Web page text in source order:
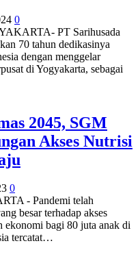
0
PT Sarihusada
70 tahun dedikasinya
dengan menggelar
di Yogyakarta, sebagai
2045, SGM
Akses Nutrisi
0
- Pandemi telah
besar terhadap akses
ekonomi bagi 80 juta anak di
tercatat…